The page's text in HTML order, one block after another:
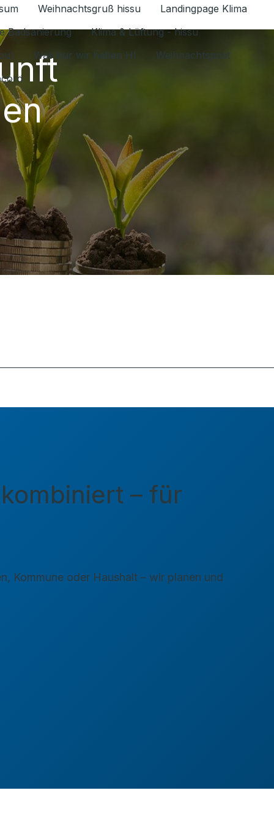
Datenschutz 1.6.2026 umschalten
Weihnachtsgruß hissu
Landingpage Klima
Badsanierung
Klima & Lüftung - hissu
Was nur wir haben HI
Weihnachtspost
– für
Kommune oder Haushalt – wir planen und